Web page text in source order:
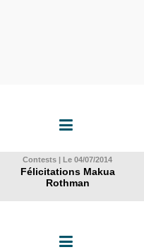
Contests | Le 04/07/2014
Félicitations Makua
Rothman